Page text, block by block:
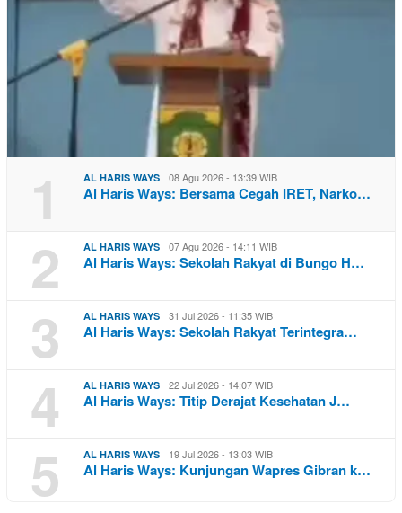
1 AL HARIS WAYS 08 Agu 2026 - 13:39 WIB
Al Haris Ways: Bersama Cegah IRET, Narko…
2 AL HARIS WAYS 07 Agu 2026 - 14:11 WIB
Al Haris Ways: Sekolah Rakyat di Bungo H…
3 AL HARIS WAYS 31 Jul 2026 - 11:35 WIB
Al Haris Ways: Sekolah Rakyat Terintegra…
4 AL HARIS WAYS 22 Jul 2026 - 14:07 WIB
Al Haris Ways: Titip Derajat Kesehatan J…
5 AL HARIS WAYS 19 Jul 2026 - 13:03 WIB
Al Haris Ways: Kunjungan Wapres Gibran k…